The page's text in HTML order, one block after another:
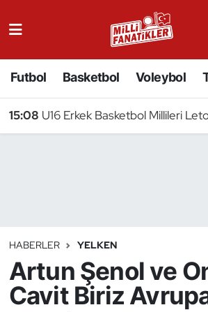
Futbol Basketbol Voleybol
15:08 U16 Erkek Basketbol Millileri
HABERLER YELKEN
Artun Şenol ve
Cavit Biriz
Badminton
Binicilik
Bisiklet